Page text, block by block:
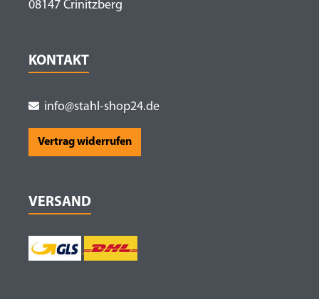
08147 Crinitzberg
KONTAKT
info@stahl-shop24.de
Vertrag widerrufen
VERSAND